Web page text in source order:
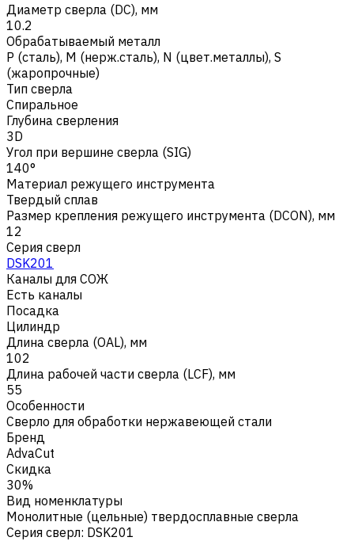
Диаметр сверла (DC), мм
10.2
Обрабатываемый металл
Р (сталь), M (нерж.сталь), N (цвет.металлы), S
(жаропрочные)
Тип сверла
Спиральное
Глубина сверления
3D
Угол при вершине сверла (SIG)
140°
Материал режущего инструмента
Твердый сплав
Размер крепления режущего инструмента (DCON), мм
12
Серия сверл
DSK201
Каналы для СОЖ
Есть каналы
Посадка
Цилиндр
Длина сверла (OAL), мм
102
Длина рабочей части сверла (LCF), мм
55
Особенности
Сверло для обработки нержавеющей стали
Бренд
AdvaCut
Скидка
30%
Вид номенклатуры
Монолитные (цельные) твердосплавные сверла
Серия сверл: DSK201